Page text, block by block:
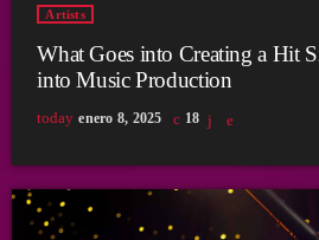
Artists
What Goes into Creating a Hit
into Music Production
today enero 8, 2025 18